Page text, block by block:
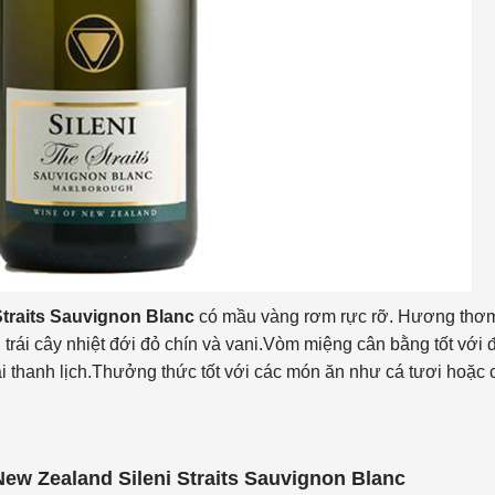
Sauvignon Blanc có mầu vàng rơm rực rỡ. Hương
cây nhiệt đới đỏ chín và vani.Vòm miệng cân bằng tốt với
thanh lịch.Thưởng thức tốt với các món ăn như cá tươi hoặc
Zealand Sileni Straits Sauvignon Blanc